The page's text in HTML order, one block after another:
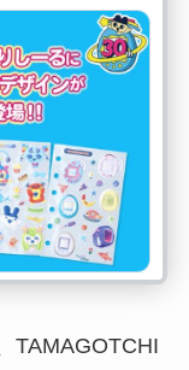
TAMAGOTCHI